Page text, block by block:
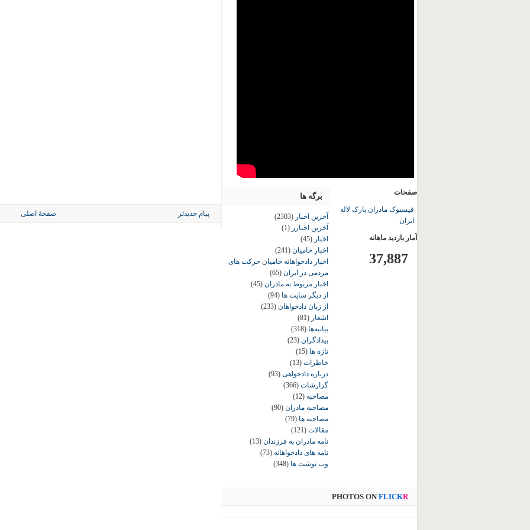
پیام جدیدتر صفحهٔ اصلی
برگه ها
آخرین اخبار (2303)
آخرین اخبارر (1)
اخبار (45)
اخبار حامیان (241)
اخبار دادخواهانه حامیان حرکت های
مردمی در ایران (65)
اخبار مربوط به مادران (45)
از دیگر سایت ها (94)
از زبان دادخواهان (233)
اشعار (81)
بیانیه‌ها (318)
بیدادگران (23)
تازه ها (15)
خاطرات (13)
درباره دادخواهی (93)
گزارشات (366)
مصاحبه (12)
مصاحبه مادران (90)
مصاحبه ها (79)
مقالات (121)
نامه مادران به فرزندان (13)
نامه های دادخواهانه (73)
وب نوشت ها (348)
صفحات
فیسبوک مادران پارک لاله
ایران
آمار بازدید ماهانه
37,887
PHOTOS ON FLICKR